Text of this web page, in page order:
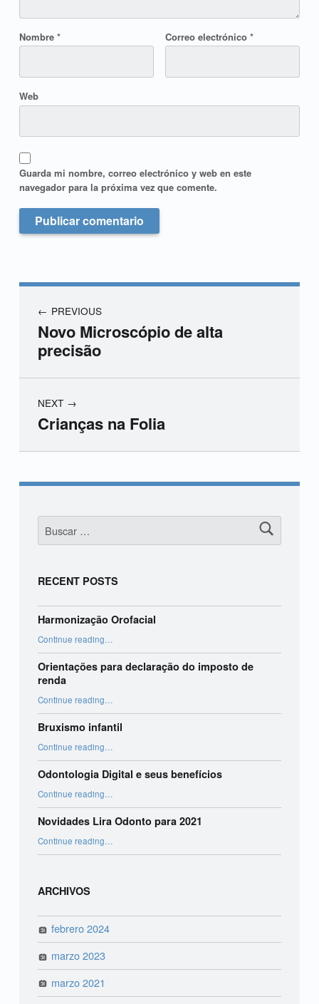
Nombre * Correo electrónico *
Web
Guarda mi nombre, correo electrónico y web en este
navegador para la próxima vez que comente.
PREVIOUS
Novo Microscópio de alta
precisão
NEXT
Crianças na Folia
Skip back to main navigation
Buscar:
RECENT POSTS
Harmonização Orofacial
Continue reading …
Orientações para declaração do imposto de
renda
Continue reading“Orientações para declaração do imposto de renda”
…
Bruxismo infantil
Continue reading …
Odontologia Digital e seus benefícios
Continue reading …
Novidades Lira Odonto para 2021
Continue reading …
ARCHIVOS
febrero 2024
marzo 2023
marzo 2021